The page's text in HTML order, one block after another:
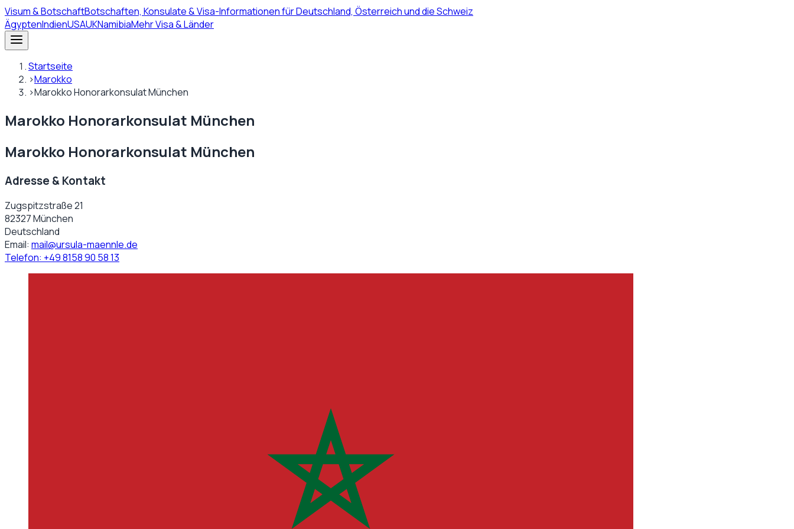
Visum& BotschaftBotschaften, Konsulate & Visa-Informationen für Deutschland, Österreich und die Schweiz
ÄgyptenIndienUSAUKNamibiaMehr Visa & Länder
Startseite
›Marokko
›Marokko Honorarkonsulat München
Marokko Honorarkonsulat München
Marokko Honorarkonsulat München
Adresse & Kontakt
Zugspitzstraße 21
82327 München
Deutschland
Email: mail@ursula-maennle.de
Telefon: +49 8158 90 58 13